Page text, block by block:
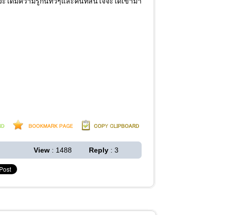
View : 1488 Reply : 3